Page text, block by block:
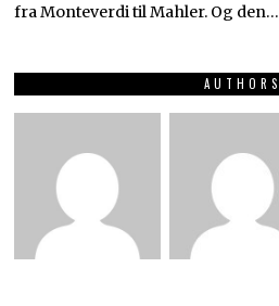
fra Monteverdi til Mahler. Og den…
AUTHORS